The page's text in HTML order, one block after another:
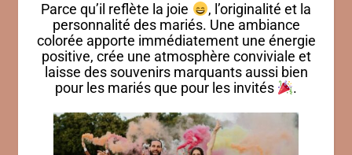
Parce qu’il reflète la joie
, l’originalité et la
personnalité des mariés. Une ambiance
colorée apporte immédiatement une énergie
positive, crée une atmosphère conviviale et
laisse des souvenirs marquants aussi bien
pour les mariés que pour les invités
.